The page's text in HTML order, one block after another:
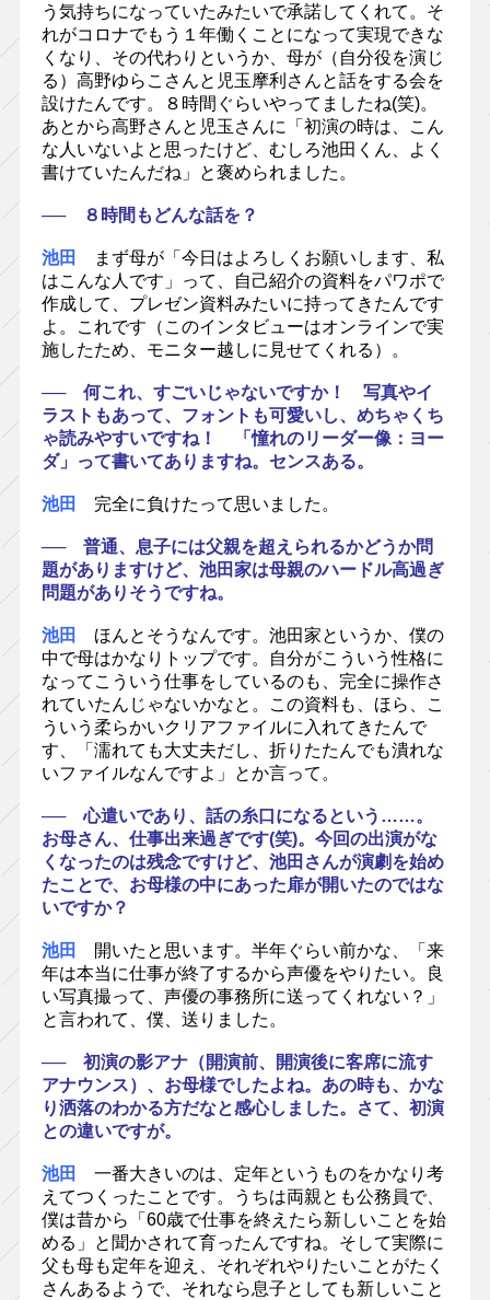
う気持ちになっていたみたいで承諾してくれて。そ
れがコロナでもう１年働くことになって実現できな
くなり、その代わりというか、母が（自分役を演じ
る）高野ゆらこさんと児玉摩利さんと話をする会を
設けたんです。８時間ぐらいやってましたね(笑)。
あとから高野さんと児玉さんに「初演の時は、こん
な人いないよと思ったけど、むしろ池田くん、よく
書けていたんだね」と褒められました。
── ８時間もどんな話を？
池田
まず母が「今日はよろしくお願いします、私
はこんな人です」って、自己紹介の資料をパワポで
作成して、プレゼン資料みたいに持ってきたんです
よ。これです（このインタビューはオンラインで実
施したため、モニター越しに見せてくれる）。
── 何これ、すごいじゃないですか！ 写真やイ
ラストもあって、フォントも可愛いし、めちゃくち
ゃ読みやすいですね！ 「憧れのリーダー像：ヨー
ダ」って書いてありますね。センスある。
池田 完全に負けたって思いました。
── 普通、息子には父親を超えられるかどうか問
題がありますけど、池田家は母親のハードル高過ぎ
問題がありそうですね。
池田
ほんとそうなんです。池田家というか、僕の
中で母はかなりトップです。自分がこういう性格に
なってこういう仕事をしているのも、完全に操作さ
れていたんじゃないかなと。この資料も、ほら、こ
ういう柔らかいクリアファイルに入れてきたんで
す、「濡れても大丈夫だし、折りたたんでも潰れな
いファイルなんですよ」とか言って。
── 心遣いであり、話の糸口になるという……。
お母さん、仕事出来過ぎです(笑)。今回の出演がな
くなったのは残念ですけど、池田さんが演劇を始め
たことで、お母様の中にあった扉が開いたのではな
いですか？
池田
開いたと思います。半年ぐらい前かな、「来
年は本当に仕事が終了するから声優をやりたい。良
い写真撮って、声優の事務所に送ってくれない？」
と言われて、僕、送りました。
── 初演の影アナ（開演前、開演後に客席に流す
アナウンス）、お母様でしたよね。あの時も、かな
り洒落のわかる方だなと感心しました。さて、初演
との違いですが。
池田
一番大きいのは、定年というものをかなり考
えてつくったことです。うちは両親とも公務員で、
僕は昔から「60歳で仕事を終えたら新しいことを始
める」と聞かされて育ったんですね。そして実際に
父も母も定年を迎え、それぞれやりたいことがたく
さんあるようで、それなら息子としても新しいこと